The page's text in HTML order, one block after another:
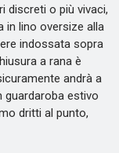
discreti o più vivaci,
in lino oversize alla
indossata sopra
a rana è
andrà a
guardaroba estivo
dritti al punto,